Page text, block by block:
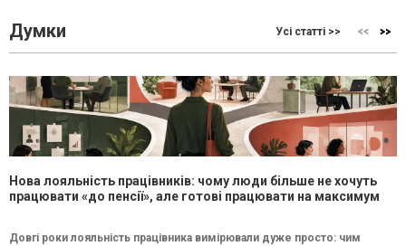
Думки Усі статті >>
Нова лояльність працівників: чому люди більше не хочуть
працювати «до пенсії», але готові працювати на максимум
Довгі роки лояльність працівника вимірювали дуже просто: чим